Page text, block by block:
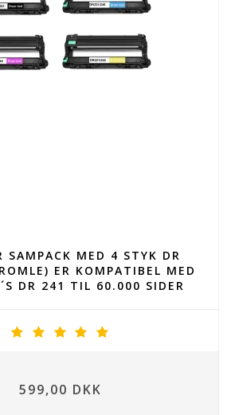
SAMPACK MED 4 STYK DR
ER KOMPATIBEL MED
DR 241 TIL 60.000 SIDER
599,00 DKK